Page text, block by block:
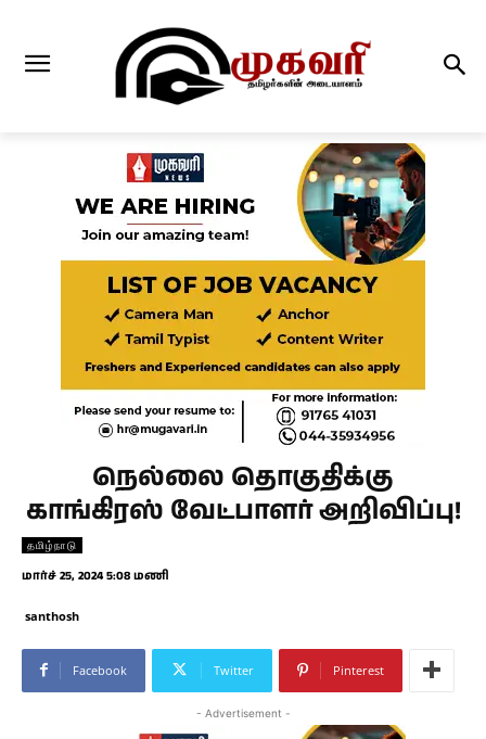
நெல்லை தொகுதிக்கு
காங்கிரஸ் வேட்பாளர் அறிவிப்பு!
தமிழ்நாடு
மார்ச் 25, 2024 5:08 மணி
santhosh
Facebook Twitter Pinterest
- Advertisement -